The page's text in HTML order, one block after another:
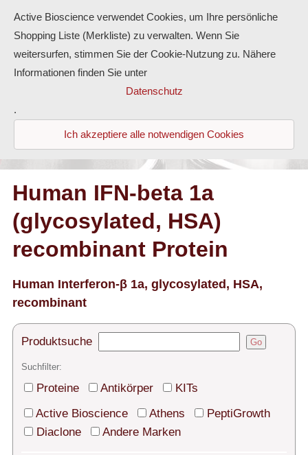
Antikörper
ELISA-Kits
Diaclone Produkte
Home
Produkte
Kontakt
Technischer Support
Versand
Über uns
AGBs
Human IFN-beta 1a
(glycosylated, HSA)
recombinant Protein
Human Interferon-β 1a, glycosylated, HSA,
recombinant
Produktsuche Go
Suchfilter:
Proteine Antikörper
KITs
Active Bioscience
Athens
PeptiGrowth
Diaclone
Andere Marken
Active Bioscience verwendet Cookies, um Ihre persönliche
Shopping Liste (Merkliste) zu verwalten. Wenn Sie
weitersurfen, stimmen Sie der Cookie-Nutzung zu. Nähere
Informationen finden Sie unter
Datenschutz
.
Ich akzeptiere alle notwendigen Cookies